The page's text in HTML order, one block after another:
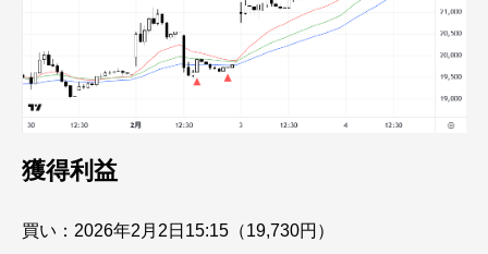
獲得利益
買い：2026年2月2日15:15（19,730円）